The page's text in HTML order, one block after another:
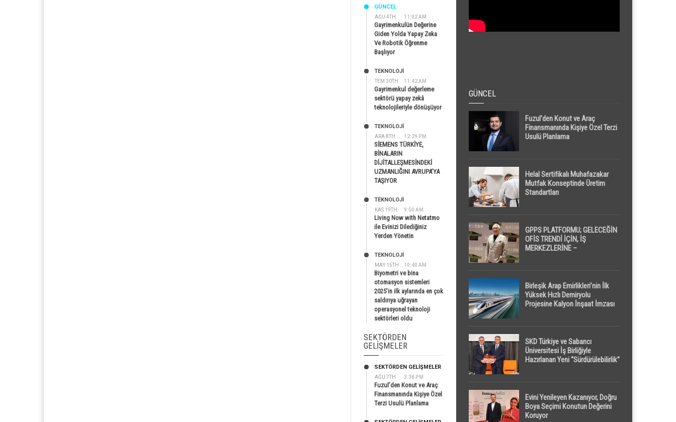
AĞU 4TH 11:02 AM
GÜNCEL
Gayrimenkulün Değerine
Giden Yolda Yapay Zeka
Ve Robotik Öğrenme
Başlıyor
TEM 30TH 11:42 AM
TEKNOLOJİ
Gayrimenkul değerleme
sektörü yapay zekâ
teknolojileriyle dönüşüyor
ARA 8TH 12:29 PM
TEKNOLOJİ
SİEMENS TÜRKİYE,
BİNALARIN
DİJİTALLEŞMESİNDEKİ
UZMANLIĞINI AVRUPA’YA
TAŞIYOR
KAS 19TH 9:50 AM
TEKNOLOJİ
Living Now with Netatmo
ile Evinizi Dilediğiniz
Yerden Yönetin
MAY 15TH 10:40 AM
TEKNOLOJİ
Biyometri ve bina
otomasyon sistemleri
2025’in ilk aylarında en çok
saldırıya uğrayan
operasyonel teknoloji
sektörleri oldu
SEKTÖRDEN
GELIŞMELER
AĞU 7TH 3:38 PM
SEKTÖRDEN GELIŞMELER
Fuzul’den Konut ve Araç
Finansmanında Kişiye Özel
Terzi Usulü Planlama
GÜNCEL
Fuzul’den Konut ve Araç
Finansmanında Kişiye Özel Terzi
Usulü Planlama
Helal Sertifikalı Muhafazakar
Mutfak Konseptinde Üretim
Standartları
GPPS PLATFORMU; GELECEĞİN
OFİS TRENDİ İÇİN, İŞ
MERKEZLERİNE –
Birleşik Arap Emirlikleri’nin İlk
Yüksek Hızlı Demiryolu
Projesine Kalyon İnşaat İmzası
SKD Türkiye ve Sabancı
Üniversitesi İş Birliğiyle
Hazırlanan Yeni “Sürdürülebilirlik”
Evini Yenileyen Kazanıyor, Doğru
Boya Seçimi Konutun Değerini
Koruyor